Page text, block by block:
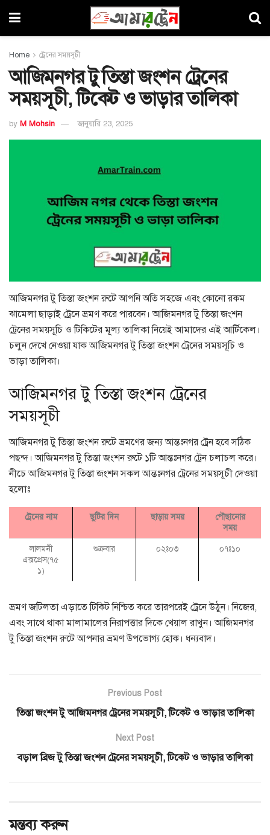
Home ট্রেনের সময়সূচী
আজিমনগর টু তিস্তা জংশন ট্রেনের
সময়সূচী, টিকেট ও ভাড়ার তালিকা
by M Mohsin জানুয়ারি 23, 2025
আজিমনগর টু তিস্তা জংশন রুটে আপনি অতি সহজে এবং কোনো রকম
ঝামেলা ছাড়াই ট্রেনে ভ্রমণ করে পারবেন। আজিমনগর টু তিস্তা জংশন
ট্রেনের সময়সূচি ও টিকিটের মূল্য তালিকা নিয়েই আমাদের এই আর্টিকেল।
চলুন দেখে নেওয়া যাক আজিমনগর টু তিস্তা জংশন ট্রেনের সময়সূচি ও
ভাড়া তালিকা।
আজিমনগর টু তিস্তা জংশন ট্রেনের
সময়সূচী
আজিমনগর টু তিস্তা জংশন রুটে ভ্রমণের জন্য আন্তঃনগর ট্রেন হবে সঠিক
পছন্দ। আজিমনগর টু তিস্তা জংশন রুটে ১টি আন্তঃনগর ট্রেন চলাচল করে।
নীচে আজিমনগর টু তিস্তা জংশন সকল আন্তঃনগর ট্রেনের সময়সূচী দেওয়া
হলোঃ
ট্রেনের নাম ছুটির দিন ছাড়ায় সময়
পৌছানোর
সময়
লালমনী
এক্সপ্রেস(৭৫
১)
শুক্রবার ০২ঃ০৩ ০৭ঃ১০
ভ্রমণ জটিলতা এড়াতে টিকিট নিশ্চিত করে তারপরেই ট্রেনে উঠুন। নিজের,
এবং সাথে থাকা মালামালের নিরাপত্তার দিকে খেয়াল রাখুন। আজিমনগর
টু তিস্তা জংশন রুটে আপনার ভ্রমণ উপভোগ্য হোক। ধন্যবাদ।
Previous Post
তিস্তা জংশন টু আজিমনগর ট্রেনের সময়সূচী, টিকেট ও ভাড়ার তালিকা
Next Post
বড়াল ব্রিজ টু তিস্তা জংশন ট্রেনের সময়সূচী, টিকেট ও ভাড়ার তালিকা
মন্তব্য করুন